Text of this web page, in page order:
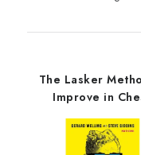
The Lasker
Improve in